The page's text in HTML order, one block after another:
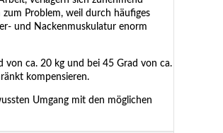
Problem, weil durch häufiges
und Nackenmuskulatur enorm
von ca. 20 kg und bei 45 Grad von ca.
kompensieren.
Umgang mit den möglichen